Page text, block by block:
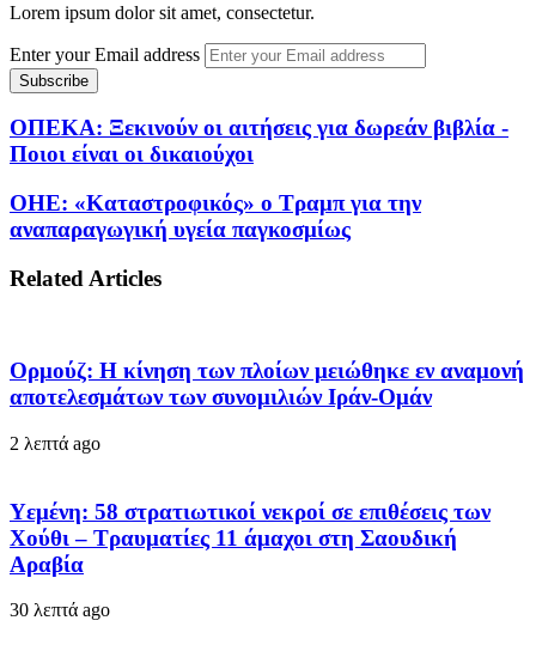
Lorem ipsum dolor sit amet, consectetur.
Enter your Email address
ΟΠΕΚΑ: Ξεκινούν οι αιτήσεις για δωρεάν βιβλία -
Ποιοι είναι οι δικαιούχοι
ΟΗΕ: «Καταστροφικός» ο Τραμπ για την
αναπαραγωγική υγεία παγκοσμίως
Related Articles
Ορμούζ: Η κίνηση των πλοίων μειώθηκε εν αναμονή
αποτελεσμάτων των συνομιλιών Ιράν-Ομάν
2 λεπτά ago
Υεμένη: 58 στρατιωτικοί νεκροί σε επιθέσεις των
Χούθι – Τραυματίες 11 άμαχοι στη Σαουδική
Αραβία
30 λεπτά ago